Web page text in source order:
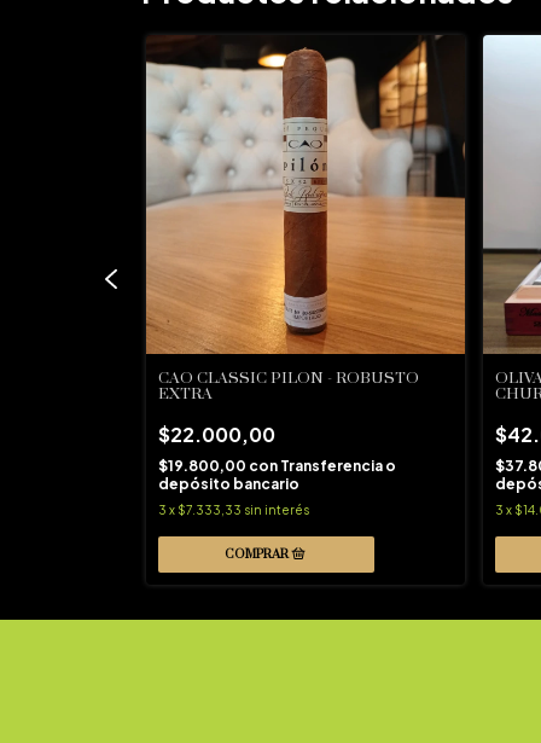
CAO CLASSIC PILON - ROBUSTO
EXTRA
$22.000,00
$19.800,00 con Transferencia o
depósito bancario
3 x $7.333,33 sin interés 3 x